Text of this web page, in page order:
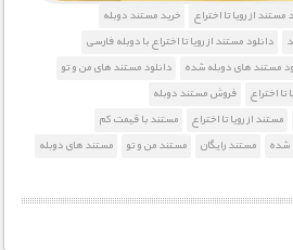
مستند از رویا تا اختراع
خرید مستند دوبله
دانلود مستند از رویا تا اختراع با دوبله فارسی
مستند های دوبله شده
دانلود مستند های من و تو
اختراع
فروش مستند دوبله
مستند از رویا تا اختراع
مستند با قیمت کم
شده مستند رایگان مستند من و تو
مستند های دوبله